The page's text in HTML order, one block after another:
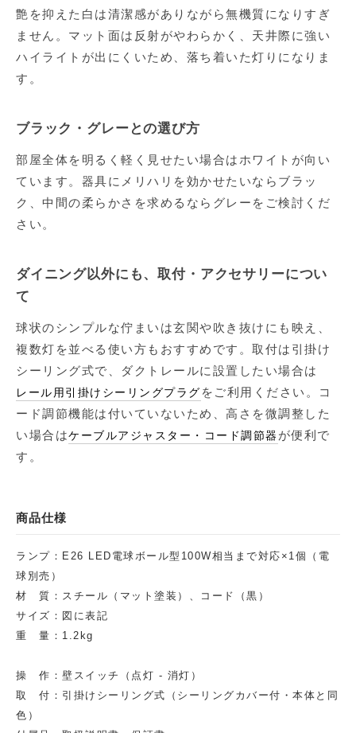
艶を抑えた白は清潔感がありながら無機質になりすぎ
ません。マット面は反射がやわらかく、天井際に強い
ハイライトが出にくいため、落ち着いた灯りになりま
す。
ブラック・グレーとの選び方
部屋全体を明るく軽く見せたい場合はホワイトが向い
ています。器具にメリハリを効かせたいならブラッ
ク、中間の柔らかさを求めるならグレーをご検討くだ
さい。
ダイニング以外にも、取付・アクセサリーについ
て
球状のシンプルな佇まいは玄関や吹き抜けにも映え、
複数灯を並べる使い方もおすすめです。取付は引掛け
シーリング式で、ダクトレールに設置したい場合は
レール用引掛けシーリングプラグ をご利用ください。コ
ード調節機能は付いていないため、高さを微調整した
い場合はケーブルアジャスター・コード調節器 が便利で
す。
商品仕様
ランプ：E26 LED電球ボール型100W相当まで対応×1個（電
球別売）
材 質：スチール（マット塗装）、コード（黒）
サイズ：図に表記
重 量：1.2kg
操 作：壁スイッチ（点灯 - 消灯）
取 付：引掛けシーリング式（シーリングカバー付・本体と同
色）